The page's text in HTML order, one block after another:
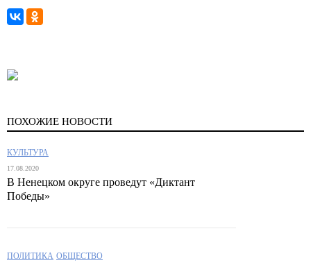
ПОХОЖИЕ НОВОСТИ
КУЛЬТУРА
17.08.2020
В Ненецком округе проведут «Диктант
Победы»
ПОЛИТИКА ОБЩЕСТВО